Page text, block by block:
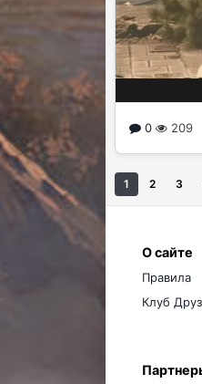
0 209
1 2 3
О сайте
Правила
Клуб